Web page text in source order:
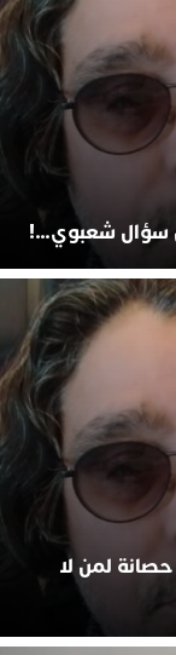
سؤال شعبوي…!
لمن لا